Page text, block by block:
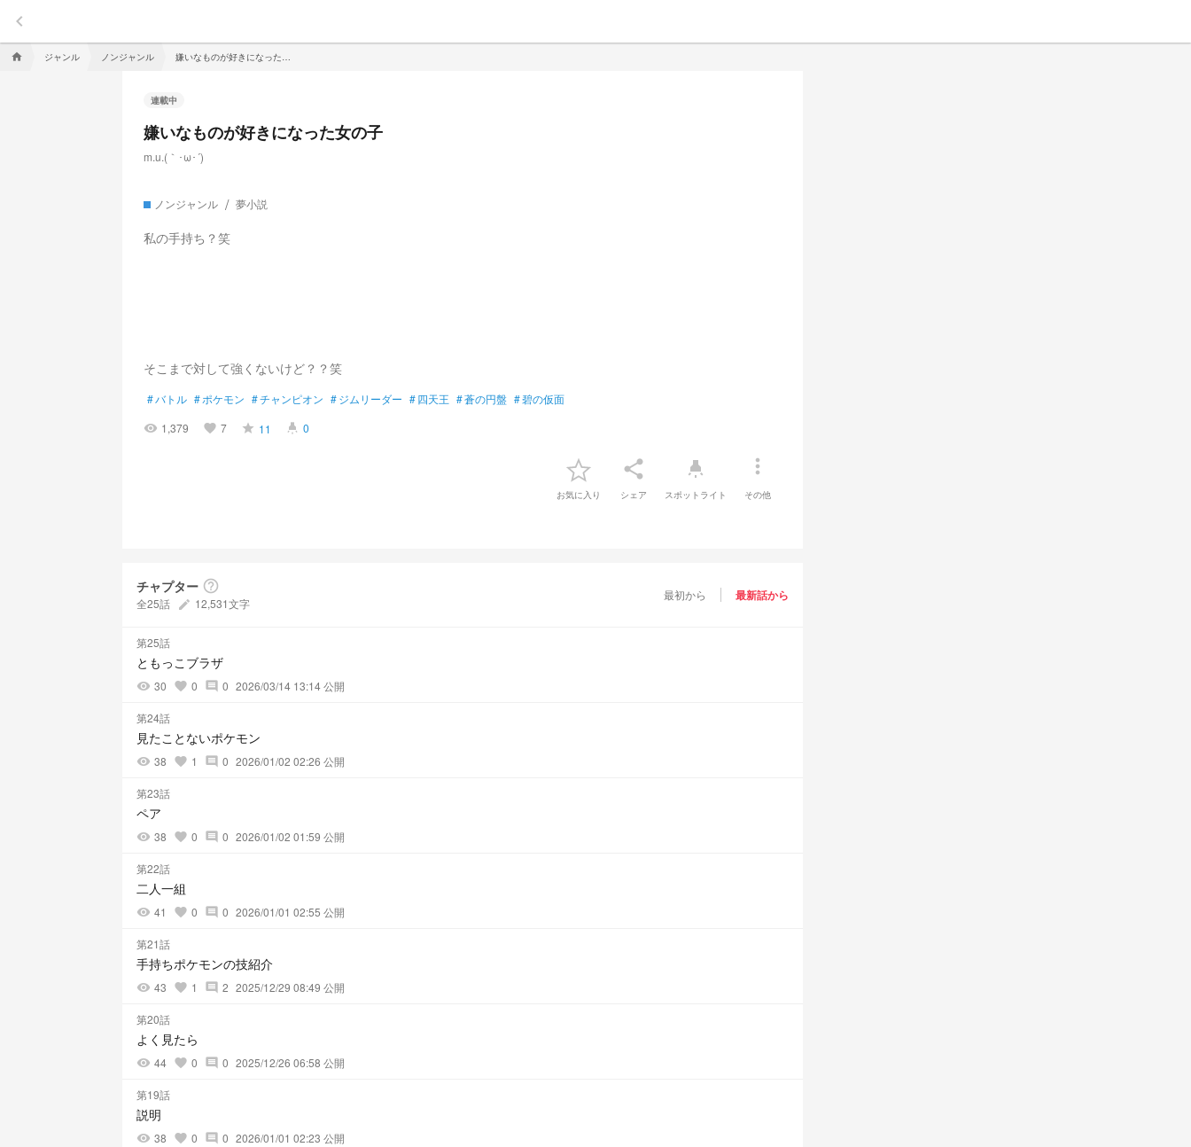
keyboard_arrow_left
home ジャンル ノンジャンル
連載中
嫌いなものが好きになった女の子
m.u.(｀･ω･´)ゞ
ノンジャンル 夢小説
私の手持ち？笑
そこまで対して強くないけど？？笑
#バトル #ポケモン #チャンピオン #ジムリーダー #四天王 #蒼の円盤 #碧の仮面
visibility 1,379 favorite 7 grade 11 highlight 0
お気に入り
share
シェア
highlight
スポットライト
more_vert
その他
チャプター help_outline
全25話 create 12,531文字
最初から 最新話から
第25話
ともっこブラザ
visibility 30 favorite 0 comment 0 2026/03/14 13:14 公開
第24話
見たことないポケモン
visibility 38 favorite 1 comment 0 2026/01/02 02:26 公開
第23話
ペア
visibility 38 favorite 0 comment 0 2026/01/02 01:59 公開
第22話
二人一組
visibility 41 favorite 0 comment 0 2026/01/01 02:55 公開
第21話
手持ちポケモンの技紹介
visibility 43 favorite 1 comment 2 2025/12/29 08:49 公開
第20話
よく見たら
visibility 44 favorite 0 comment 0 2025/12/26 06:58 公開
第19話
説明
visibility 38 favorite 0 comment 0 2026/01/01 02:23 公開